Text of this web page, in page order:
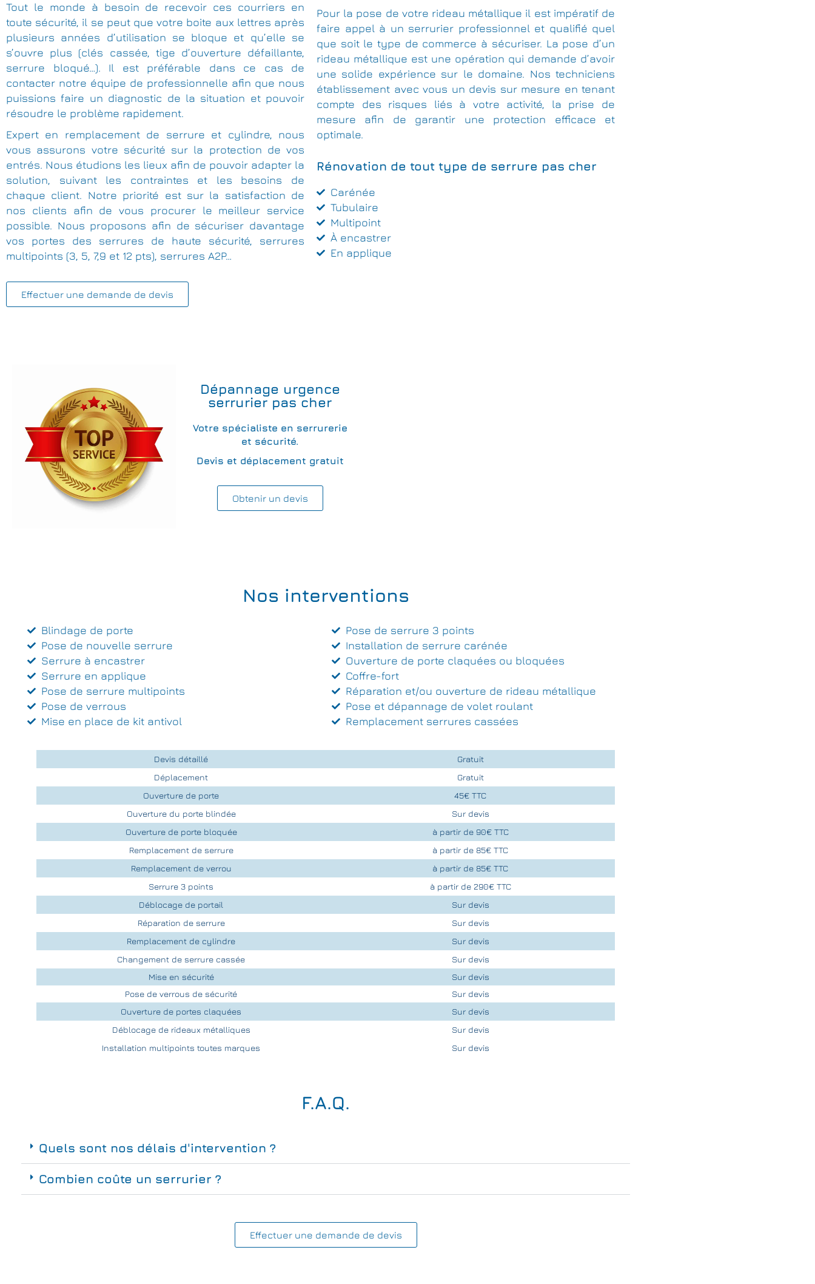
Tout le monde à besoin de recevoir ces courriers en
toute sécurité, il se peut que votre boite aux lettres après
plusieurs années d’utilisation se bloque et qu’elle se
s’ouvre plus (clés cassée, tige d’ouverture défaillante,
serrure bloqué…). Il est préférable dans ce cas de
contacter notre équipe de professionnelle afin que nous
puissions faire un diagnostic de la situation et pouvoir
résoudre le problème rapidement.
Expert en remplacement de serrure et cylindre, nous
vous assurons votre sécurité sur la protection de vos
entrés. Nous étudions les lieux afin de pouvoir adapter la
solution, suivant les contraintes et les besoins de
chaque client. Notre priorité est sur la satisfaction de
nos clients afin de vous procurer le meilleur service
possible. Nous proposons afin de sécuriser davantage
vos portes des serrures de haute sécurité, serrures
multipoints (3, 5, 7,9 et 12 pts), serrures A2P…
Effectuer une demande de devis
Pour la pose de votre rideau métallique il est impératif de
faire appel à un serrurier professionnel et qualifié quel
que soit le type de commerce à sécuriser. La pose d’un
rideau métallique est une opération qui demande d’avoir
une solide expérience sur le domaine. Nos techniciens
établissement avec vous un devis sur mesure en tenant
compte des risques liés à votre activité, la prise de
mesure afin de garantir une protection efficace et
optimale.
Rénovation de tout type de serrure pas cher
Carénée
Tubulaire
Multipoint
À encastrer
En applique
Dépannage urgence
serrurier pas cher
Votre spécialiste en serrurerie
et sécurité.
Devis et déplacement gratuit
Obtenir un devis
Nos interventions
Blindage de porte
Pose de nouvelle serrure
Serrure à encastrer
Serrure en applique
Pose de serrure multipoints
Pose de verrous
Mise en place de kit antivol
Pose de serrure 3 points
Installation de serrure carénée
Ouverture de porte claquées ou bloquées
Coffre-fort
Réparation et/ou ouverture de rideau métallique
Pose et dépannage de volet roulant
Remplacement serrures cassées
Devis détaillé
Gratuit
Déplacement
Gratuit
Ouverture de porte
45€ TTC
Ouverture du porte blindée
Sur devis
Ouverture de porte bloquée
à partir de 90€ TTC
Remplacement de serrure
à partir de 85€ TTC
Remplacement de verrou
à partir de 85€ TTC
Serrure 3 points
à partir de 290€ TTC
Déblocage de portail
Sur devis
Réparation de serrure
Sur devis
Remplacement de cylindre
Sur devis
Changement de serrure cassée
Sur devis
Mise en sécurité
Sur devis
Pose de verrous de sécurité
Sur devis
Ouverture de portes claquées
Sur devis
Déblocage de rideaux métalliques
Sur devis
Installation multipoints toutes marques
Sur devis
F.A.Q.
Quels sont nos délais d'intervention ?
Combien coûte un serrurier ?
Effectuer une demande de devis